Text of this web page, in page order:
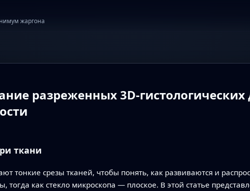
жаргона
разреженных 3D-
ткани
тонкие срезы тканей, чтобы понять, как развиваются и
как стекло микроскопа — плоское. В этой статье